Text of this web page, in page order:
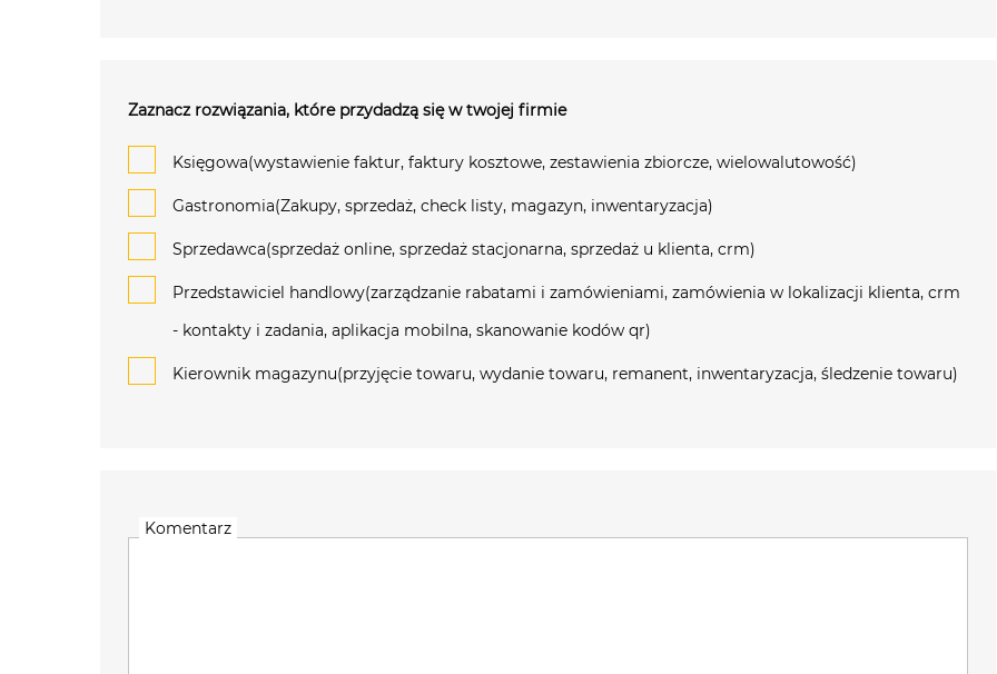
Zaznacz rozwiązania, które przydadzą się w twojej firmie
Księgowa(wystawienie faktur, faktury kosztowe, zestawienia zbiorcze, wielowalutowość)
Gastronomia(Zakupy, sprzedaż, check listy, magazyn, inwentaryzacja)
Sprzedawca(sprzedaż online, sprzedaż stacjonarna, sprzedaż u klienta, crm)
Przedstawiciel handlowy(zarządzanie rabatami i zamówieniami, zamówienia w lokalizacji klienta, crm
- kontakty i zadania, aplikacja mobilna, skanowanie kodów qr)
Kierownik magazynu(przyjęcie towaru, wydanie towaru, remanent, inwentaryzacja, śledzenie towaru)
Komentarz